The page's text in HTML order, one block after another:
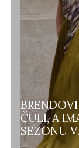
ČULI, A
SEZONU